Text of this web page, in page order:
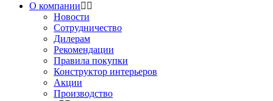
О компании
Новости
Сотрудничество
Дилерам
Рекомендации
Правила покупки
Конструктор интерьеров
Акции
Производство